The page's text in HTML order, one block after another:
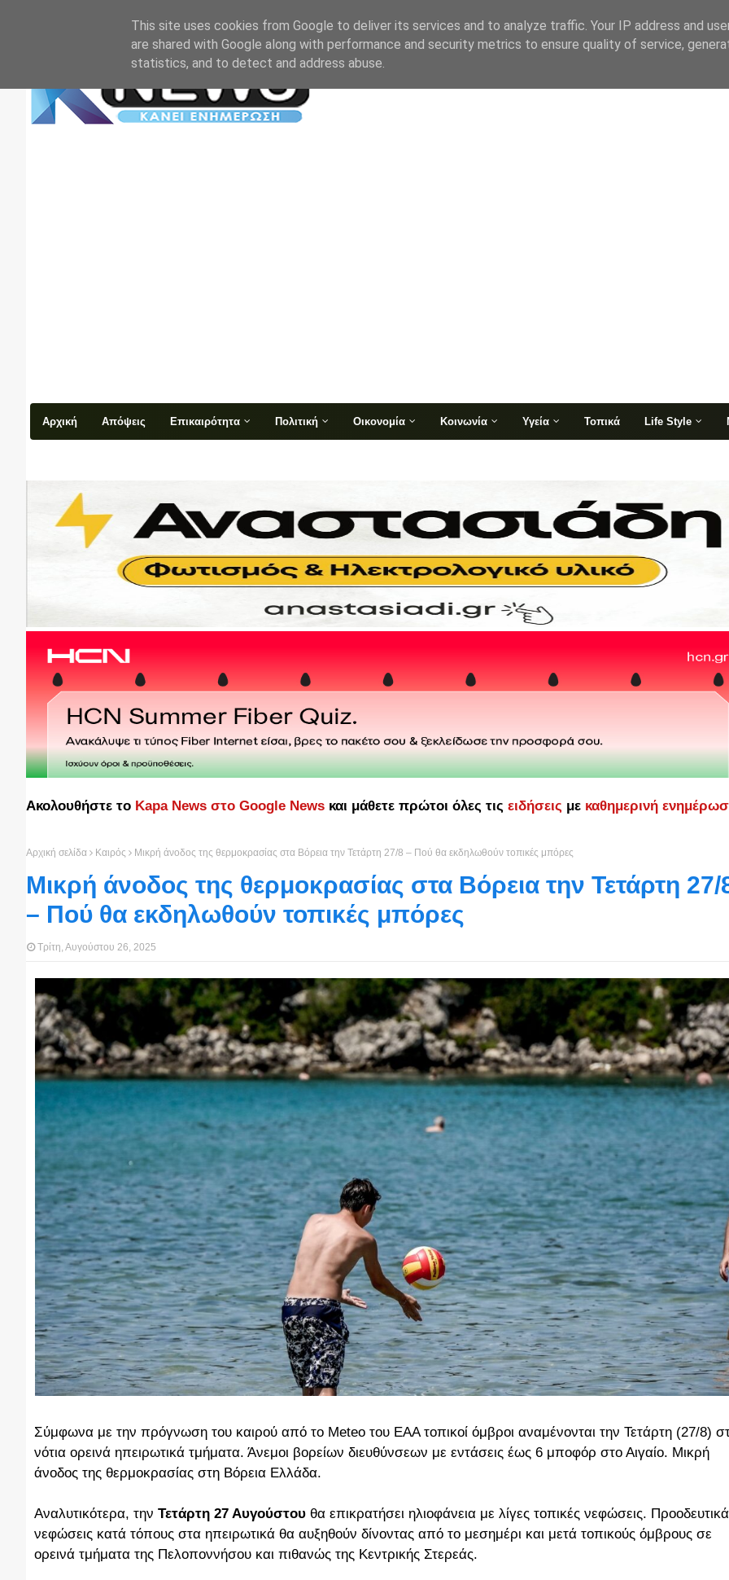
Αρχική Απόψεις Επικαιρότητα Πολιτική Οικονομία Κοινωνία Υγεία Τοπικά Life Style
Ακολουθήστε το Kapa News στο Google News και μάθετε πρώτοι όλες τις ειδήσεις με καθημερινή
Αρχική σελίδα Καιρός Μικρή άνοδος της θερμοκρασίας στα Βόρεια την Τετάρτη 27/8 – Πού θα εκδηλωθούν τοπικές μπόρες
Μικρή άνοδος της θερμοκρασίας στα Βόρεια την Τετάρτη 27/
– Πού θα εκδηλωθούν τοπικές μπόρες
Τρίτη, Αυγούστου 26, 2025
Σύμφωνα με την πρόγνωση του καιρού από το Meteo του ΕΑΑ τοπικοί όμβροι αναμένονται την Τετάρτη (27/8)
νότια ορεινά ηπειρωτικά τμήματα. Άνεμοι βορείων διευθύνσεων με εντάσεις έως 6 μποφόρ στο Αιγαίο. Μικρή
άνοδος της θερμοκρασίας στη Βόρεια Ελλάδα.
Αναλυτικότερα, την Τετάρτη 27 Αυγούστου θα επικρατήσει ηλιοφάνεια με λίγες τοπικές νεφώσεις.
νεφώσεις κατά τόπους στα ηπειρωτικά θα αυξηθούν δίνοντας από το μεσημέρι και μετά τοπικούς όμβρους σε
ορεινά τμήματα της Πελοποννήσου και πιθανώς της Κεντρικής Στερεάς.
This site uses cookies from Google to deliver its services and to analyze traffic. Your IP address and
are shared with Google along with performance and security metrics to ensure quality of service,
statistics, and to detect and address abuse.